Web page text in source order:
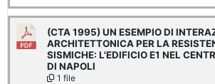
(CTA 1995) UN ESEMPIO DI
ARCHITETTONICA PER LA
SISMICHE: L'EDIFICIO E1 NEL
DI NAPOLI
1 file